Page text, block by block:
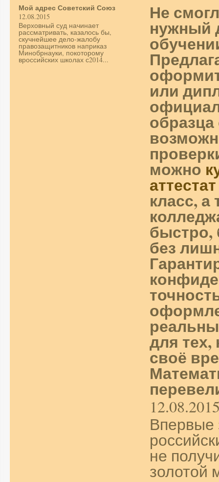
Мой адрес Советский Союз
12.08.2015
Верховный суд начинает
рассматривать, казалось бы,
скучнейшее дело-жалобу
правозащитников наприказ
Минобрнауки, покоторому
вроссийских школах с2014...
Не
нужный
или
можно
аттестат
класс,
быстро,
без
для тех,
своё
Впервые
не
золотой